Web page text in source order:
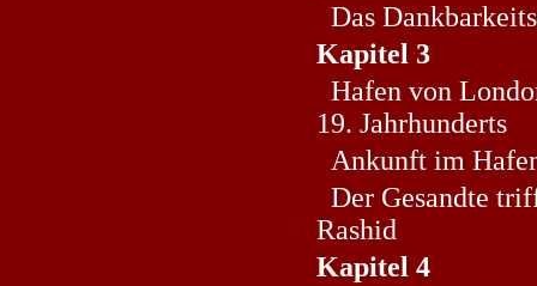
Das
Kapitel 3
Hafen von
19. Jahrhunderts
Ankunft im
Der Gesandte
Rashid
Kapitel 4